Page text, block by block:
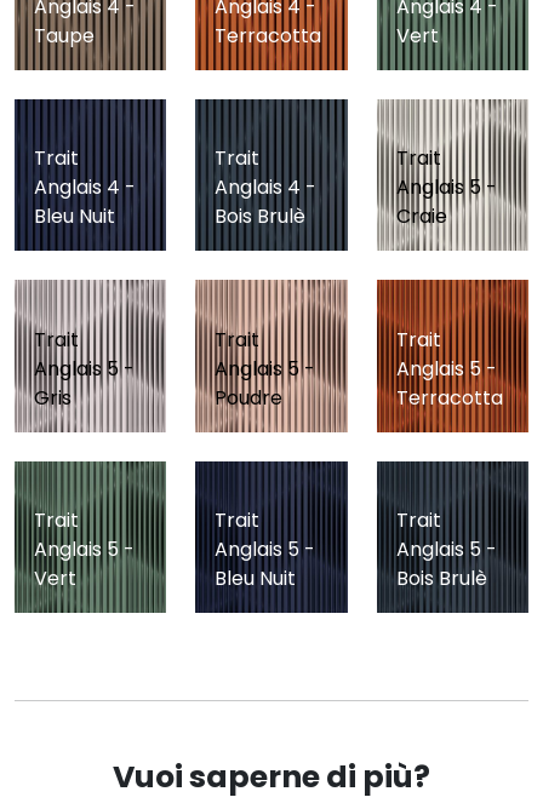
Anglais 4 -
Taupe
Anglais 4 -
Terracotta
Anglais 4 -
Vert
Trait
Anglais 4 -
Bleu Nuit
Trait
Anglais 4 -
Bois Brulè
Trait
Anglais 5 -
Craie
Trait
Anglais 5 -
Gris
Trait
Anglais 5 -
Poudre
Trait
Anglais 5 -
Terracotta
Trait
Anglais 5 -
Vert
Trait
Anglais 5 -
Bleu Nuit
Trait
Anglais 5 -
Bois Brulè
Vuoi saperne di più?